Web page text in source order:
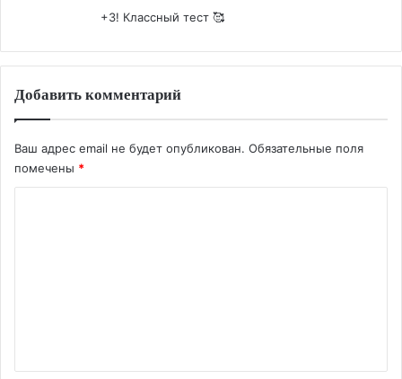
+3! Классный тест 🥰
Добавить комментарий
Ваш адрес email не будет опубликован. Обязательные поля
помечены *